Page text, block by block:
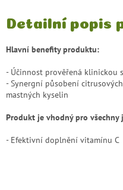
Detailní popis
Hlavní benefity produktu:
- Účinnost prověřená klinickou
- Synergní působení
mastných kyselin
Produkt je vhodný pro všechny
- Efektivní doplnění vitamínu C